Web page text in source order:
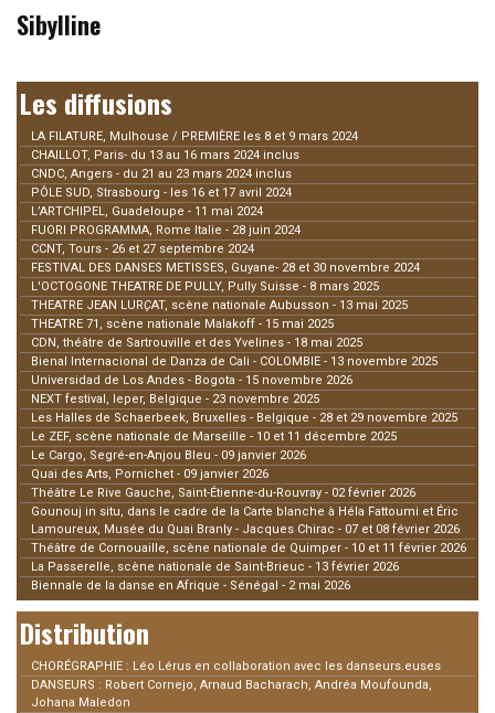
Sibylline
Les diffusions
LA FILATURE, Mulhouse / PREMIÈRE les 8 et 9 mars 2024
CHAILLOT, Paris- du 13 au 16 mars 2024 inclus
CNDC, Angers - du 21 au 23 mars 2024 inclus
PÔLE SUD, Strasbourg - les 16 et 17 avril 2024
L’ARTCHIPEL, Guadeloupe - 11 mai 2024
FUORI PROGRAMMA, Rome Italie - 28 juin 2024
CCNT, Tours - 26 et 27 septembre 2024
FESTIVAL DES DANSES METISSES, Guyane- 28 et 30 novembre 2024
L'OCTOGONE THEATRE DE PULLY, Pully Suisse - 8 mars 2025
THEATRE JEAN LURÇAT, scène nationale Aubusson - 13 mai 2025
THEATRE 71, scène nationale Malakoff - 15 mai 2025
CDN, théâtre de Sartrouville et des Yvelines - 18 mai 2025
Bienal Internacional de Danza de Cali - COLOMBIE - 13 novembre 2025
Universidad de Los Andes - Bogota - 15 novembre 2026
NEXT festival, Ieper, Belgique - 23 novembre 2025
Les Halles de Schaerbeek, Bruxelles - Belgique - 28 et 29 novembre 2025
Le ZEF, scène nationale de Marseille - 10 et 11 décembre 2025
Le Cargo, Segré-en-Anjou Bleu - 09 janvier 2026
Quai des Arts, Pornichet - 09 janvier 2026
Théâtre Le Rive Gauche, Saint-Étienne-du-Rouvray - 02 février 2026
Gounouj in situ, dans le cadre de la Carte blanche à Héla Fattoumi et Éric
Lamoureux, Musée du Quai Branly - Jacques Chirac - 07 et 08 février 2026
Théâtre de Cornouaille, scène nationale de Quimper - 10 et 11 février 2026
La Passerelle, scène nationale de Saint-Brieuc - 13 février 2026
Biennale de la danse en Afrique - Sénégal - 2 mai 2026
Distribution
CHORÉGRAPHIE : Léo Lérus en collaboration avec les danseurs.euses
DANSEURS : Robert Cornejo, Arnaud Bacharach, Andréa Moufounda,
Johana Maledon